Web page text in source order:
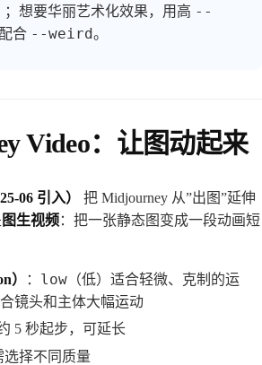
；想要华丽艺术化效果，用高 --
合 --weird。
Video：让图动起来
06 引入）
把 Midjourney 从”出图”延伸
图生视频：把一张静态图变成一段动画短
） ： low （低）适合轻微、克制的运
合镜头和主体大幅运动
5 秒起步，可延长
选择不同质量